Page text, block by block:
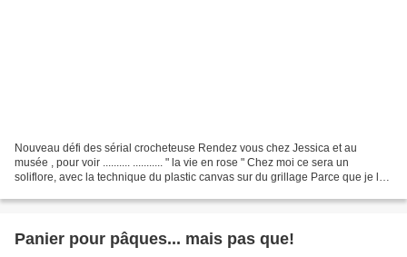
Nouveau défi des sérial crocheteuse Rendez vous chez Jessica et au
musée , pour voir .......... ........... " la vie en rose " Chez moi ce sera un
soliflore, avec la technique du plastic canvas sur du grillage Parce que je le
Panier pour pâques... mais pas que!